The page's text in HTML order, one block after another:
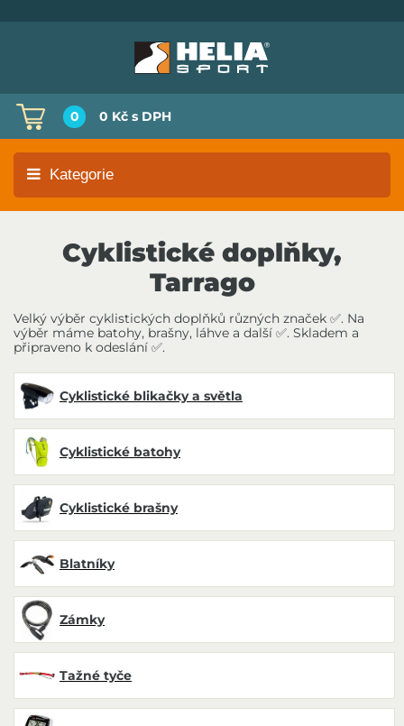
0 0 Kč s DPH
Kategorie
Cyklistické doplňky,
Tarrago
Velký výběr cyklistických doplňků různých značek ✅. Na
výběr máme batohy, brašny, láhve a další ✅. Skladem a
připraveno k odeslání ✅.
Cyklistické blikačky a světla
Cyklistické batohy
Cyklistické brašny
Blatníky
Zámky
Tažné tyče